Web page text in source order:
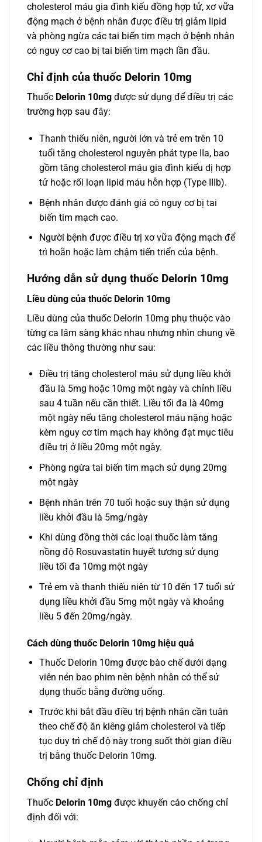
cholesterol máu gia đình kiểu đồng hợp tử, xơ vữa
động mạch ở bệnh nhân được điều trị giảm lipid
và phòng ngừa các tai biến tim mạch ở bệnh nhân
có nguy cơ cao bị tai biến tim mạch lần đầu.
Chỉ định của thuốc Delorin 10mg
Thuốc Delorin 10mg được sử dụng để điều trị các
trường hợp sau đây:
Thanh thiếu niên, người lớn và trẻ em trên 10
tuổi tăng cholesterol nguyên phát type IIa, bao
gồm tăng cholesterol máu gia đình kiểu dị hợp
tử hoặc rối loạn lipid máu hỗn hợp (Type IIIb).
Bệnh nhân được đánh giá có nguy cơ bị tai
biến tim mạch cao.
Người bệnh được điều trị xơ vữa động mạch để
trì hoãn hoặc làm chậm tiến triển của bệnh.
Hướng dẫn sử dụng thuốc Delorin 10mg
Liều dùng của thuốc Delorin 10mg
Liều dùng của thuốc Delorin 10mg phụ thuộc vào
từng ca lâm sàng khác nhau nhưng nhìn chung về
các liều thông thường như sau:
Điều trị tăng cholesterol máu sử dụng liều khởi
đầu là 5mg hoặc 10mg một ngày và chỉnh liều
sau 4 tuần nếu cần thiết. Liều tối đa là 40mg
một ngày nếu tăng cholesterol máu nặng hoặc
kèm nguy cơ tim mạch hay không đạt mục tiêu
điều trị ở liều 20mg một ngày.
Phòng ngừa tai biến tim mạch sử dụng 20mg
một ngày
Bệnh nhân trên 70 tuổi hoặc suy thận sử dụng
liều khởi đầu là 5mg/ngày
Khi dùng đồng thời các loại thuốc làm tăng
nồng độ Rosuvastatin huyết tương sử dụng
liều tối đa 10mg một ngày
Trẻ em và thanh thiếu niên từ 10 đến 17 tuổi sử
dụng liều khởi đầu 5mg một ngày và khoảng
liều 5 đến 20mg/ngày.
Cách dùng thuốc Delorin 10mg hiệu quả
Thuốc Delorin 10mg được bào chế dưới dạng
viên nén bao phim nên bệnh nhân có thể sử
dụng thuốc bằng đường uống.
Trước khi bắt đầu điều trị bệnh nhân cần tuân
theo chế độ ăn kiêng giảm cholesterol và tiếp
tục duy trì chế độ này trong suốt thời gian điều
trị bằng thuốc Delorin 10mg.
Chống chỉ định
Thuốc Delorin 10mg được khuyến cáo chống chỉ
định đối với: